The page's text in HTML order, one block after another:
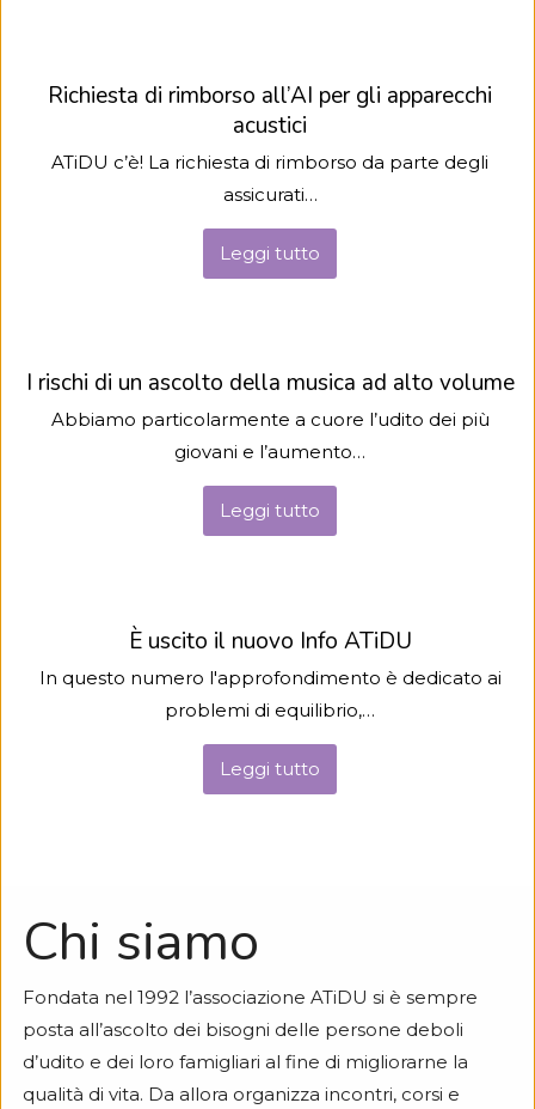
Richiesta di rimborso all’AI per gli apparecchi
acustici
ATiDU c’è! La richiesta di rimborso da parte degli
assicurati…
Leggi tutto
I rischi di un ascolto della musica ad alto volume
Abbiamo particolarmente a cuore l’udito dei più
giovani e l’aumento…
Leggi tutto
È uscito il nuovo Info ATiDU
In questo numero l'approfondimento è dedicato ai
problemi di equilibrio,…
Leggi tutto
Chi siamo
Fondata nel 1992 l’associazione ATiDU si è sempre
posta all’ascolto dei bisogni delle persone deboli
d’udito e dei loro famigliari al fine di migliorarne la
qualità di vita. Da allora organizza incontri, corsi e